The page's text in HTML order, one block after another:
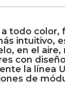
todo color,
intuitivo,
en el aire,
con
la línea
de